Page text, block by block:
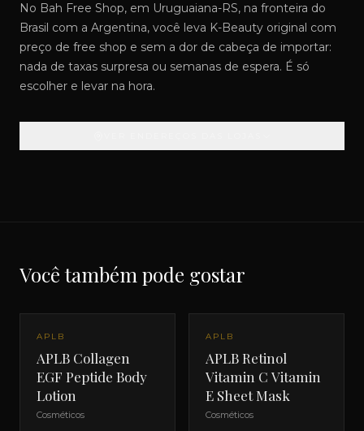
No Bah Free Shop, em Uruguaiana-RS, na fronteira do
Brasil com a Argentina, você leva K-Beauty original com
preço de free shop e sem a dor de cabeça de importar:
nada de taxas surpresa ou semanas de espera. É só
escolher e levar na hora.
Você também pode gostar
APLB
APLB Collagen
EGF Peptide Body
Lotion
Cosméticos
APLB
APLB Retinol
Vitamin C Vitamin
E Sheet Mask
Cosméticos